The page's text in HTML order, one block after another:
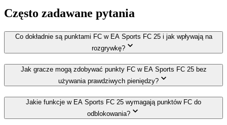
Często zadawane pytania
Co dokładnie są punktami FC w EA Sports FC 25 i jak wpływają na
rozgrywkę?
Jak gracze mogą zdobywać punkty FC w EA Sports FC 25 bez
używania prawdziwych pieniędzy?
Jakie funkcje w EA Sports FC 25 wymagają punktów FC do
odblokowania?